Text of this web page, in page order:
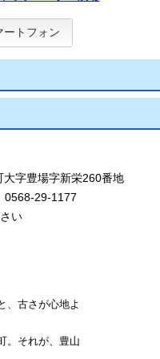
ートフォン
字豊場字新栄260番地
29-1177
い
、古さが心地よ
。それが、豊山